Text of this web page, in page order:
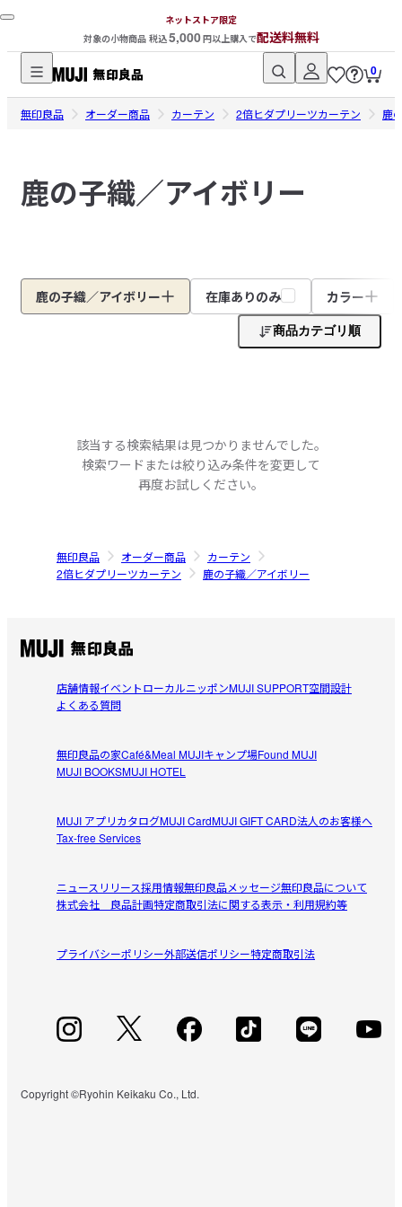
ネットストア限定
対象の小物商品 税込5,000円以上購入で配送料無料
無
印
ネ
ッ
ト
ア
0
無印良品 オーダー商品 カーテン 2倍ヒダプリーツカーテン 鹿
鹿の子織／アイボリー
鹿の子織／アイボリー 在庫ありのみ カラー
商品カテゴリ順
該当する検索結果は見つかりませんでした。
検索ワードまたは絞り込み条件を変更して
再度お試しください。
無印良品 オーダー商品
カーテン
2倍ヒダプリーツカーテン
鹿の子織／アイボリー
店舗情報イベントローカルニッポンMUJI SUPPORT空間設計
よくある質問
無印良品の家Café&Meal MUJIキャンプ場Found MUJI
MUJI BOOKSMUJI HOTEL
MUJI アプリカタログMUJI CardMUJI GIFT CARD法人のお客様へ
Tax-free Services
ニュースリリース採用情報無印良品メッセージ無印良品について
株式会社 良品計画特定商取引法に関する表示・利用規約等
プライバシーポリシー外部送信ポリシー特定商取引法
Copyright ©Ryohin Keikaku Co., Ltd.